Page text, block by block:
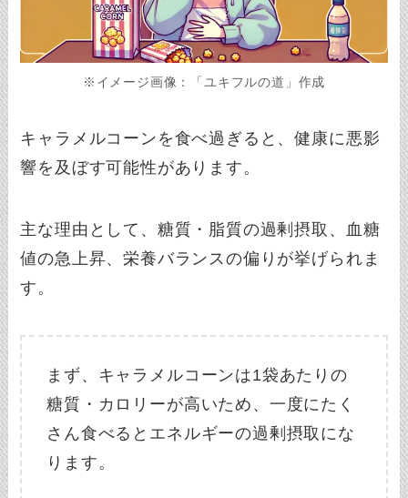
※イメージ画像：「ユキフルの道」作成
キャラメルコーンを食べ過ぎると、健康に悪影
響を及ぼす可能性があります。
主な理由として、糖質・脂質の過剰摂取、血糖
値の急上昇、栄養バランスの偏りが挙げられま
す。
まず、キャラメルコーンは1袋あたりの
糖質・カロリーが高いため、一度にたく
さん食べるとエネルギーの過剰摂取にな
ります。